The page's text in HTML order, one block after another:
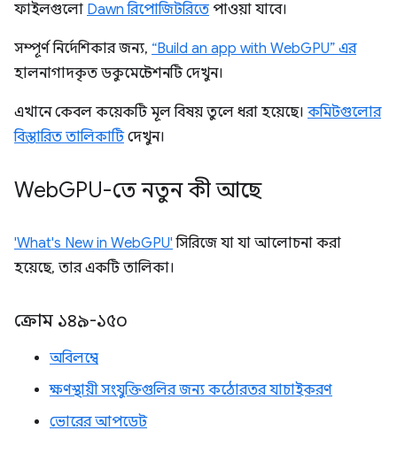
ফাইলগুলো Dawn রিপোজিটরিতে পাওয়া যাবে।
সম্পূর্ণ নির্দেশিকার জন্য, “Build an app with WebGPU” এর
হালনাগাদকৃত ডকুমেন্টেশনটি দেখুন।
এখানে কেবল কয়েকটি মূল বিষয় তুলে ধরা হয়েছে। কমিটগুলোর
বিস্তারিত তালিকাটিদেখুন।
WebGPU-তে নতুন কী আছে
'What's New in WebGPU' সিরিজে যা যা আলোচনা করা
হয়েছে, তার একটি তালিকা।
ক্রোম ১৪৯-১৫০
অবিলম্বে
ক্ষণস্থায়ী সংযুক্তিগুলির জন্য কঠোরতর যাচাইকরণ
ভোরের আপডেট